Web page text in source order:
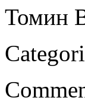
Томин